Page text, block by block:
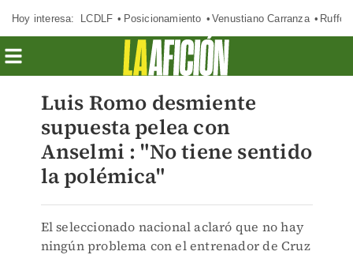
Hoy interesa: LCDLF Posicionamiento Venustiano Carranza Ruffo
Luis Romo desmiente
supuesta pelea con
Anselmi : "No tiene sentido
la polémica"
El seleccionado nacional aclaró que no hay
ningún problema con el entrenador de Cruz